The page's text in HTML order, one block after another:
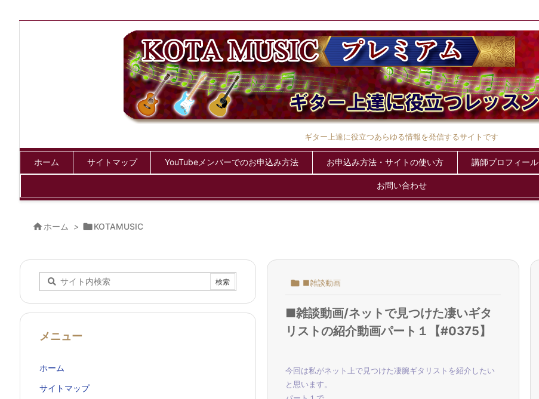
ギター上達に役立つあらゆる情報を発信するサイトです
ホーム サイトマップ YouTubeメンバーでのお申込み方法 お申込み方法・サイトの使い方 講師プロフィール
お問い合わせ
ホーム > KOTAMUSIC
 ■雑談動画
■雑談動画/ネットで見つけた凄いギタ
リストの紹介動画パート１【#0375】
今回は私がネット上で見つけた凄腕ギタリストを紹介したい
と思います。
メニュー
ホーム
サイトマップ